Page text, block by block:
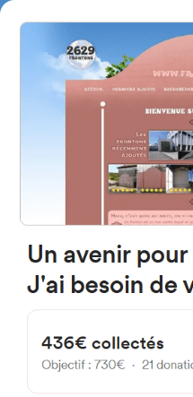
4867
frontons
Av. Ciudad
Benidorm,